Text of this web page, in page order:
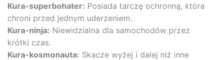
Kura-superbohater: Posiada tarczę ochronną, która
chroni przed jednym uderzeniem.
Kura-ninja: Niewidzialna dla samochodów przez
krótki czas.
Kura-kosmonauta: Skacze wyżej i dalej niż inne